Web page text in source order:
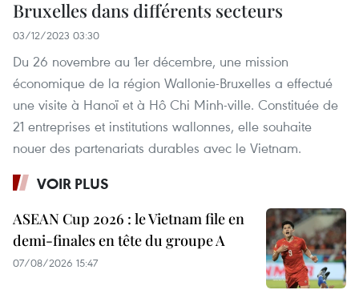
Bruxelles dans différents secteurs
03/12/2023 03:30
Du 26 novembre au 1er décembre, une mission
économique de la région Wallonie-Bruxelles a effectué
une visite à Hanoï et à Hô Chi Minh-ville. Constituée de
21 entreprises et institutions wallonnes, elle souhaite
nouer des partenariats durables avec le Vietnam.
VOIR PLUS
ASEAN Cup 2026 : le Vietnam file en
demi-finales en tête du groupe A
07/08/2026 15:47